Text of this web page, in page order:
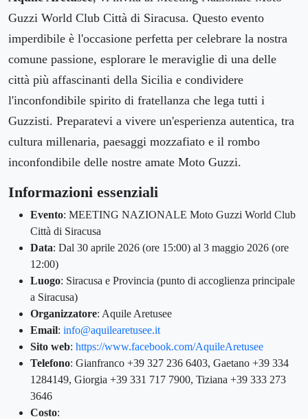
Guzzi World Club Città di Siracusa. Questo evento
imperdibile è l'occasione perfetta per celebrare la nostra
comune passione, esplorare le meraviglie di una delle
città più affascinanti della Sicilia e condividere
l'inconfondibile spirito di fratellanza che lega tutti i
Guzzisti. Preparatevi a vivere un'esperienza autentica, tra
cultura millenaria, paesaggi mozzafiato e il rombo
inconfondibile delle nostre amate Moto Guzzi.
Informazioni essenziali
Evento: MEETING NAZIONALE Moto Guzzi World Club
Città di Siracusa
Data: Dal 30 aprile 2026 (ore 15:00) al 3 maggio 2026 (ore
12:00)
Luogo: Siracusa e Provincia (punto di accoglienza principale
a Siracusa)
Organizzatore: Aquile Aretusee
Email: info@aquilearetusee.it
Sito web: https://www.facebook.com/AquileAretusee
Telefono: Gianfranco +39 327 236 6403, Gaetano +39 334
1284149, Giorgia +39 331 717 7900, Tiziana +39 333 273
3646
Costo: